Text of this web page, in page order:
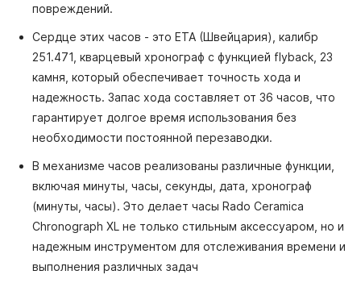
повреждений.
Сердце этих часов - это ETA (Швейцария), калибр
251.471, кварцевый хронограф с функцией flyback, 23
камня, который обеспечивает точность хода и
надежность. Запас хода составляет от 36 часов, что
гарантирует долгое время использования без
необходимости постоянной перезаводки.
В механизме часов реализованы различные функции,
включая минуты, часы, секунды, дата, хронограф
(минуты, часы). Это делает часы Rado Ceramica
Chronograph XL не только стильным аксессуаром, но и
надежным инструментом для отслеживания времени и
выполнения различных задач